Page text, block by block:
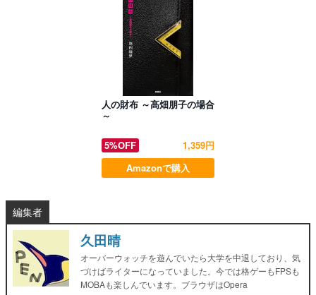
人の財布 ～高畑朋子の場合
～
5%OFF
1,359円
Amazonで購入
編集者
久田晴
オーバーウォッチを遊んでいたら大学を中退しており、気
づけばライターになっていました。今では格ゲーもFPSも
MOBAも楽しんでいます。ブラウザはOpera